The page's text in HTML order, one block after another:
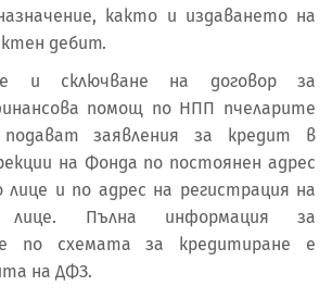
както и издаването на
дебит.
и сключване на договор за
помощ по НПП пчеларите
заявления за кредит в
на Фонда по постоянен адрес
лице и по адрес на регистрация на
лице. Пълна информация за
по схемата за кредитиране е
на ДФЗ.